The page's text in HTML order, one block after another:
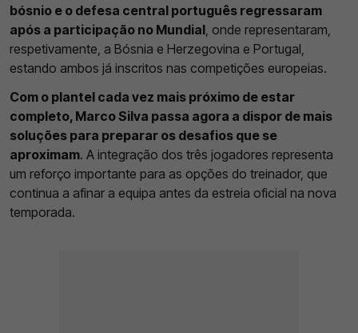
bósnio e o defesa central português regressaram
após a participação no Mundial , onde representaram,
respetivamente, a Bósnia e Herzegovina e Portugal,
estando ambos já inscritos nas competições europeias.
Com o plantel cada vez mais próximo de estar
completo, Marco Silva passa agora a dispor de mais
soluções para preparar os desafios que se
aproximam. A integração dos três jogadores representa
um reforço importante para as opções do treinador, que
continua a afinar a equipa antes da estreia oficial na nova
temporada.